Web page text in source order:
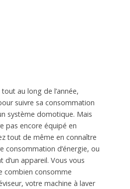
au long de l’année,
suivre sa consommation
système domotique. Mais
pas encore équipé en
tout de même en connaître
consommation d’énergie, ou
d’un appareil. Vous vous
combien consomme
votre machine à laver